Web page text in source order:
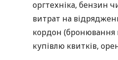
оргтехніка, бензин
витрат на
кордон (бронювання
купівлю квитків,